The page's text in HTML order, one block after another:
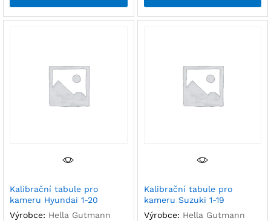
Kalibrační tabule pro
kameru Hyundai 1-20
Výrobce: Hella Gutmann
Kalibrační tabule pro
kameru Suzuki 1-19
Výrobce: Hella Gutmann